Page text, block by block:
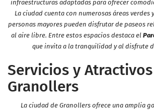
infraestructuras adaptadas para ofrecer
La ciudad cuenta con numerosas áreas verdes
personas mayores pueden disfrutar de paseos
al aire libre. Entre estos espacios destaca el
que invita a la tranquilidad y al disfrute
Servicios y
Granollers
La ciudad de Granollers ofrece una amplia